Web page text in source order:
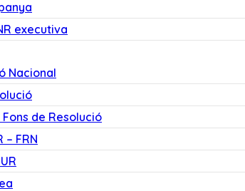
executiva
Nacional
de Resolució
– FRN